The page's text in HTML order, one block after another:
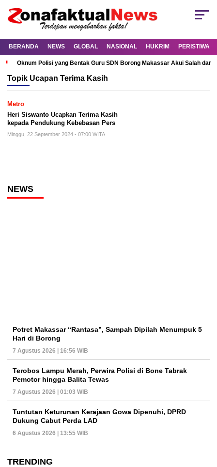
BERANDA NEWS GLOBAL NASIONAL HUKRIM PERISTIWA
Oknum Polisi yang Bentak Guru SDN Borong Makassar Akui Salah dan
Topik Ucapan Terima Kasih
Metro
Heri Siswanto Ucapkan Terima Kasih
kepada Pendukung Kebebasan Pers
Minggu, 22 September 2024 - 07:00 WITA
NEWS
Potret Makassar “Rantasa”, Sampah Dipilah Menumpuk 5
Hari di Borong
7 Agustus 2026 | 16:56 WIB
Terobos Lampu Merah, Perwira Polisi di Bone Tabrak
Pemotor hingga Balita Tewas
7 Agustus 2026 | 01:03 WIB
Tuntutan Keturunan Kerajaan Gowa Dipenuhi, DPRD
Dukung Cabut Perda LAD
6 Agustus 2026 | 13:55 WIB
TRENDING